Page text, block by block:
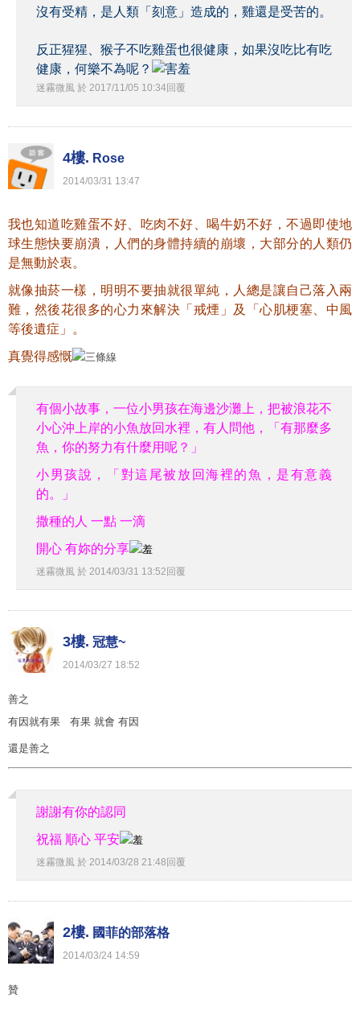
沒有受精，是人類「刻意」造成的，雞還是受苦的。
反正猩猩、猴子不吃雞蛋也很健康，如果沒吃比有吃
健康，何樂不為呢？
迷霧微風 於 2017/11/05 10:34回覆
4樓. Rose
2014/03/31 13:47
我也知道吃雞蛋不好、吃肉不好、喝牛奶不好，不過即使地
球生態快要崩潰，人們的身體持續的崩壞，大部分的人類仍
是無動於衷。
就像抽菸一樣，明明不要抽就很單純，人總是讓自己落入兩
難，然後花很多的心力來解決「戒煙」及「心肌梗塞、中風
等後遺症」。
真覺得感慨
有個小故事，一位小男孩在海邊沙灘上，把被浪花不
小心沖上岸的小魚放回水裡，有人問他，「有那麼多
魚，你的努力有什麼用呢？」
小男孩說，「對這尾被放回海裡的魚，是有意義
的。」
撒種的人 一點 一滴
開心 有妳的分享
迷霧微風 於 2014/03/31 13:52 回覆
3樓. 冠慧~
2014/03/27 18:52
善之
有因就有果 有果 就會 有因
還是善之
謝謝有你的認同
祝福 順心 平安
迷霧微風 於 2014/03/28 21:48 回覆
2樓. 國菲的部落格
2014/03/24 14:59
贊